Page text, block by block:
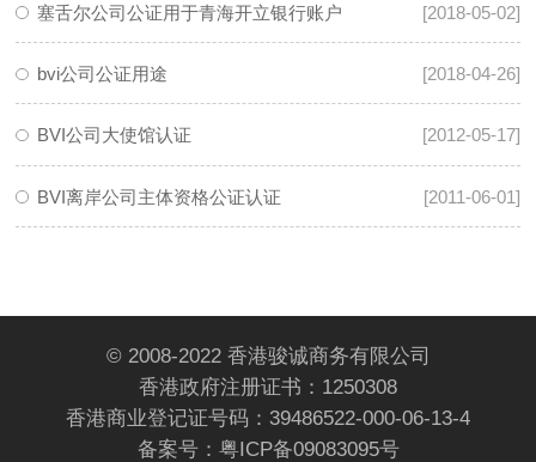
塞舌尔公司公证用于青海开立银行账户 [2018-05-02]
bvi公司公证用途 [2018-04-26]
BVI公司大使馆认证 [2012-05-17]
BVI离岸公司主体资格公证认证 [2011-06-01]
© 2008-2022 香港骏诚商务有限公司
香港政府注册证书：1250308
香港商业登记证号码：39486522-000-06-13-4
备案号： 粤ICP备09083095号